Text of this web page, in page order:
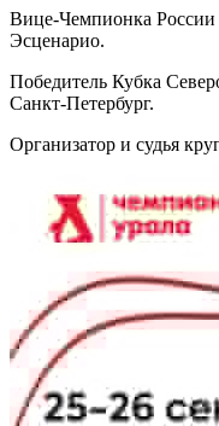
Вице-Чемпионка России
Эсценарио.
Победитель Кубка
Санкт-Петербург.
Организатор и судья